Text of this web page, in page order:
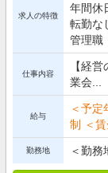
求人の特徴
年間休
転勤な
管理職
仕事内容
【経
業会...
給与
＜予
制 ＜賃
勤務地 ＜勤務